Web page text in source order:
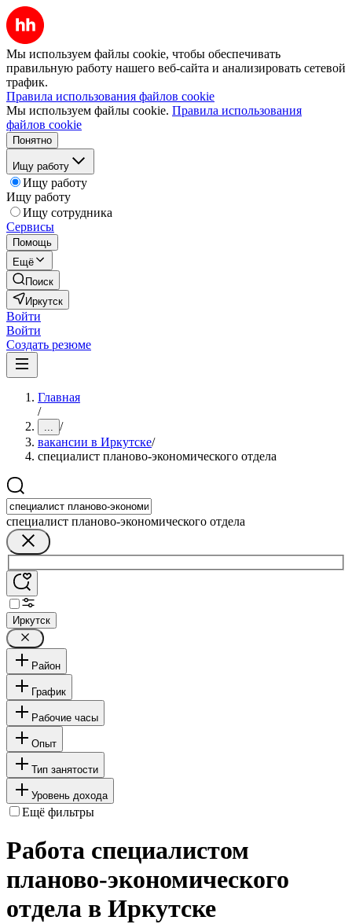
Мы используем файлы cookie, чтобы обеспечивать
правильную работу нашего веб-сайта и анализировать сетевой
трафик.
Правила использования файлов cookie
Мы используем файлы cookie. Правила использования
файлов cookie
Понятно
Ищу работу
Ищу работу
Ищу работу
Ищу сотрудника
Сервисы
Помощь
Ещё
Поиск
Иркутск
Войти
Войти
Создать резюме
Главная
/
... /
вакансии в Иркутске/
специалист планово-экономического отдела
специалист планово-экономического отдела
Иркутск
Район
График
Рабочие часы
Опыт
Тип занятости
Уровень дохода
Ещё фильтры
Работа специалистом
планово-экономического
отдела в Иркутске